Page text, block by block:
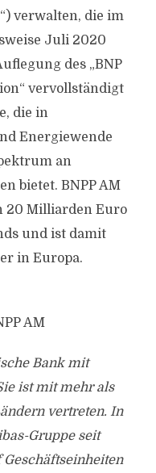
verwalten, die im
Juli 2020
des „BNP
vervollständigt
die in
Energiewende
an
bietet. BNPP AM
20 Milliarden Euro
und ist damit
in Europa.
AM
Bank mit
ist mit mehr als
vertreten. In
Gruppe seit